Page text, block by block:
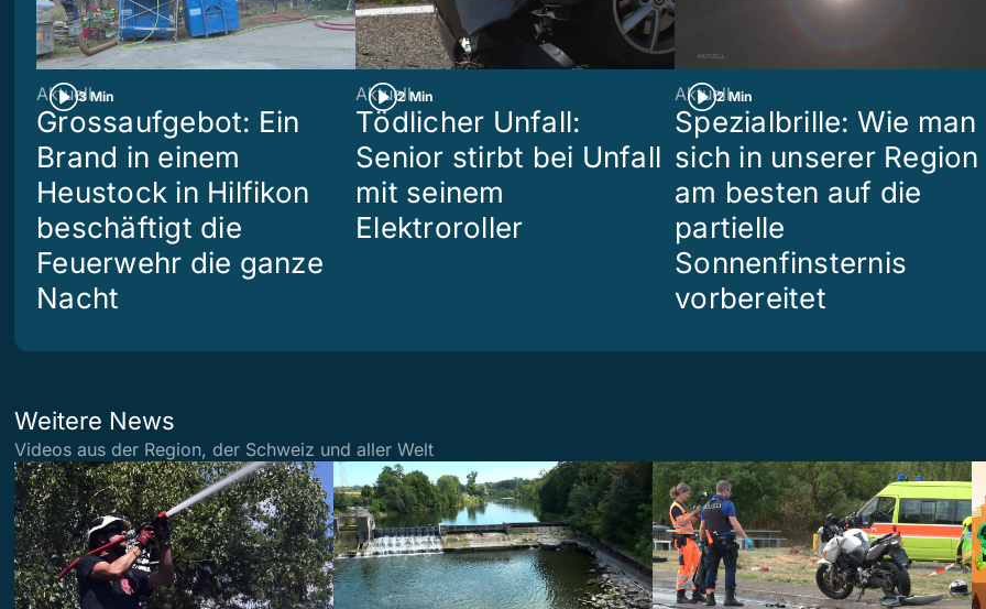
3 Min
Aktuell
Grossaufgebot: Ein
Brand in einem
Heustock in Hilfikon
beschäftigt die
Feuerwehr die ganze
Nacht
2 Min
Aktuell
Tödlicher Unfall:
Senior stirbt bei Unfall
mit seinem
Elektroroller
2 Min
Aktuell
Spezialbrille: Wie man
sich in unserer Region
am besten auf die
partielle
Sonnenfinsternis
vorbereitet
Weitere News
Videos aus der Region, der Schweiz und aller Welt